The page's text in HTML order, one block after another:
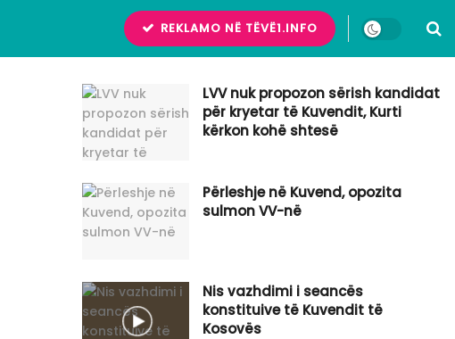
REKLAMO NË TËVË1.INFO
LVV nuk propozon sërish kandidat
për kryetar të Kuvendit, Kurti
kërkon kohë shtesë
Përleshje në Kuvend, opozita
sulmon VV-në
Nis vazhdimi i seancës
konstituive të Kuvendit të
Kosovës